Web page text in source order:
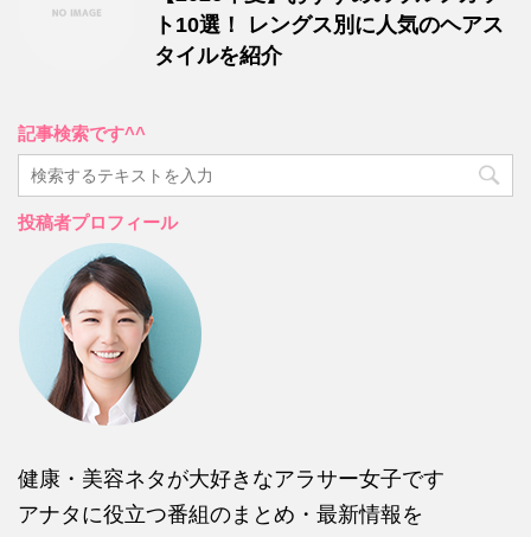
ト10選！ レングス別に人気のヘアス
タイルを紹介
記事検索です^^
投稿者プロフィール
健康・美容ネタが大好きなアラサー女子です
アナタに役立つ番組のまとめ・最新情報を